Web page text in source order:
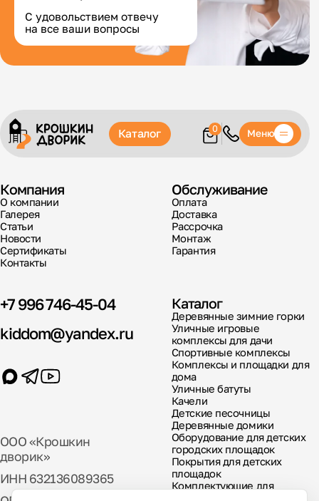
С удовольствием отвечу
на все ваши вопросы
Каталог 0 Меню
+7 996 746-45-04
kiddom@yandex.ru
ООО «Крошкин
дворик»
ИНН 632136089365
Компания
О компании
Галерея
Статьи
Новости
Сертификаты
Контакты
Обслуживание
Оплата
Доставка
Рассрочка
Монтаж
Гарантия
Каталог
Деревянные зимние горки
Уличные игровые
комплексы для дачи
Спортивные комплексы
Комплексы и площадки для
дома
Уличные батуты
Качели
Детские песочницы
Деревянные домики
Оборудование для детских
городских площадок
Покрытия для детских
площадок
Комплектующие для